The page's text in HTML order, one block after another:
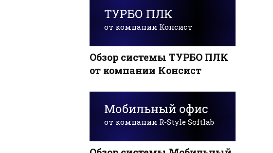
ТУРБО ПЛК
от компании Консист
Обзор системы ТУРБО ПЛК
от компании Консист
Мобильный офис
от компании R-Style Softlab